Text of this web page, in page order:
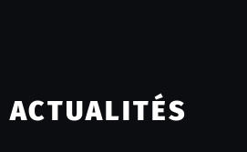
ACTUALITÉS